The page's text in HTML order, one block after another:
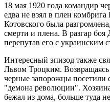
18 мая 1920 года командир
едва не взял в плен
Котовского была
смерти и плена. В разгар боя
перепутав его с украинским
Интересный эпизод также
Львом Троцким.
черные запорожцы посетили
"демона революции".
бежал из дома, больше туда